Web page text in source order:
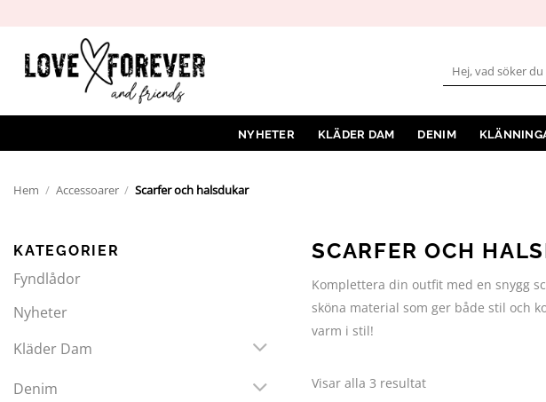
innehåll
Sök
efter:
NYHETER KLÄDER DAM DENIM
Hem / Accessoarer / Scarfer och halsdukar
KATEGORIER
Fyndlådor
Nyheter
Kläder Dam
Denim
SCARFER OCH
Komplettera din outfit med en snygg
sköna material som ger både stil och
varm i stil!
Visar alla 3 resultatSortera